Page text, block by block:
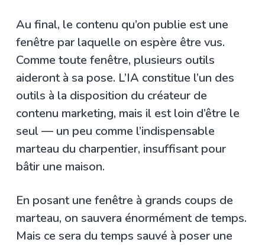
Au final, le contenu qu’on publie est une
fenêtre par laquelle on espère être vus.
Comme toute fenêtre, plusieurs outils
aideront à sa pose. L’IA constitue l’un des
outils à la disposition du créateur de
contenu marketing, mais il est loin d’être le
seul — un peu comme l’indispensable
marteau du charpentier, insuffisant pour
bâtir une maison.
En posant une fenêtre à grands coups de
marteau, on sauvera énormément de temps.
Mais ce sera du temps sauvé à poser une